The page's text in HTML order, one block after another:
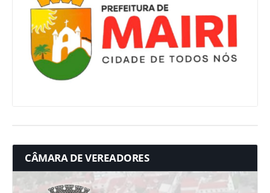
CÂMARA DE VEREADORES